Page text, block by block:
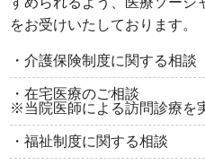
をお受けいたしております。
・介護保険制度に関する相談
・在宅医療のご相談
※当院医師による訪問診療を
・福祉制度に関する相談